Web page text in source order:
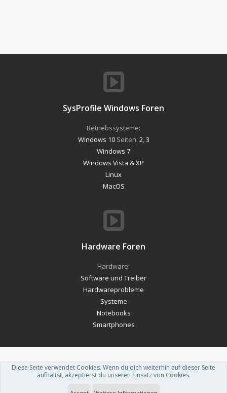
SysProfile Windows Foren
Betriebssysteme:
Windows 10Seiten: 2,3
Windows 7
Windows Vista & XP
Linux
MacOS
Hardware Foren
Hardware:
Software und Treiber
Hardwareprobleme
Systeme
Notebooks
Smartphones
Forum software by XenForo™-Deutsch von xenDach
Theme designed by ThemeHouse.
Diese Seite verwendet Cookies. Wenn du dich weiterhin auf dieser Seite
aufhältst, akzeptierst du unseren Einsatz von Cookies.